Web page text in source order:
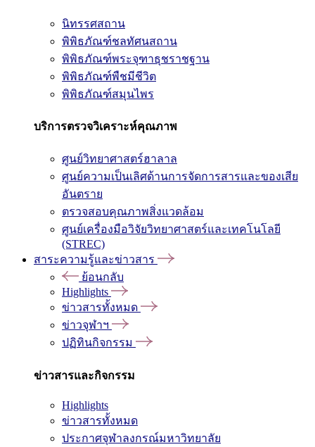
นิทรรศสถาน
พิพิธภัณฑ์ชลทัศนสถาน
พิพิธภัณฑ์พระจุฑาธุชราชฐาน
พิพิธภัณฑ์พืชมีชีวิต
พิพิธภัณฑ์สมุนไพร
บริการตรวจวิเคราะห์คุณภาพ
ศูนย์วิทยาศาสตร์ฮาลาล
ศูนย์ความเป็นเลิศด้านการจัดการสารและของเสีย
อันตราย
ตรวจสอบคุณภาพสิ่งแวดล้อม
ศูนย์เครื่องมือวิจัยวิทยาศาสตร์และเทคโนโลยี
(STREC)
สาระความรู้และข่าวสาร
ย้อนกลับ
Highlights
ข่าวสารทั้งหมด
ข่าวจุฬาฯ
ปฏิทินกิจกรรม
ข่าวสารและกิจกรรม
Highlights
ข่าวสารทั้งหมด
ประกาศจุฬาลงกรณ์มหาวิทยาลัย